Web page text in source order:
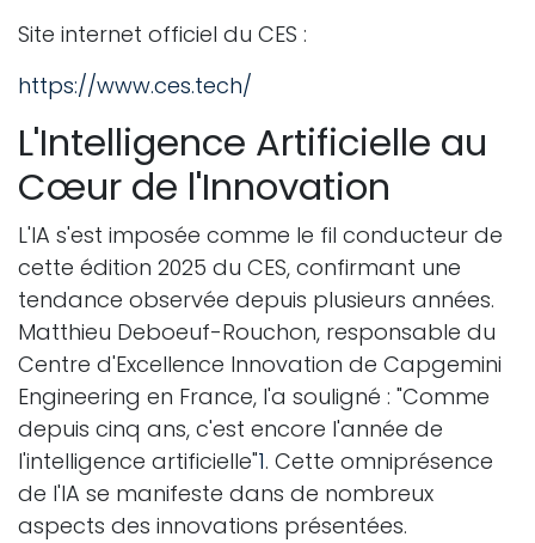
Site internet officiel du CES :
https://www.ces.tech/
L'Intelligence Artificielle au
Cœur de l'Innovation
L'IA s'est imposée comme le fil conducteur de
cette édition 2025 du CES, confirmant une
tendance observée depuis plusieurs années.
Matthieu Deboeuf-Rouchon, responsable du
Centre d'Excellence Innovation de Capgemini
Engineering en France, l'a souligné : "Comme
depuis cinq ans, c'est encore l'année de
l'intelligence artificielle"1. Cette omniprésence
de l'IA se manifeste dans de nombreux
aspects des innovations présentées.